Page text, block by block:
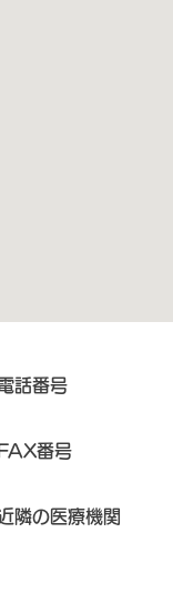
話番号
番号
隣の医療機関